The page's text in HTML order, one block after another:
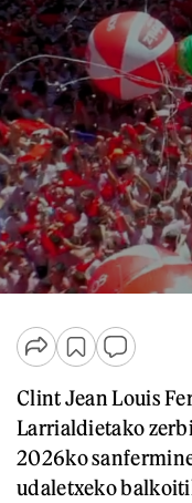
Clint Jean Louis
Larrialdietako
2026ko
udaletxeko